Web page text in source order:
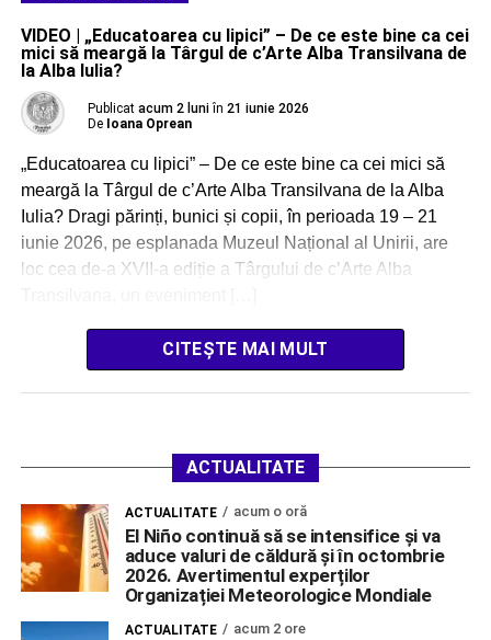
VIDEO | „Educatoarea cu lipici” – De ce este bine ca cei
mici să meargă la Târgul de c’Arte Alba Transilvana de
la Alba Iulia?
Publicat acum 2 luni în 21 iunie 2026
De Ioana Oprean
„Educatoarea cu lipici” – De ce este bine ca cei mici să
meargă la Târgul de c’Arte Alba Transilvana de la Alba
Iulia? Dragi părinți, bunici și copii, în perioada 19 – 21
iunie 2026, pe esplanada Muzeul Național al Unirii, are
loc cea de-a XVII-a ediție a Târgului de c’Arte Alba
CITEȘTE MAI MULT
ACTUALITATE
ACTUALITATE acum o oră
El Niño continuă să se intensifice și va
aduce valuri de căldură și în octombrie
2026. Avertimentul experților
Organizației Meteorologice Mondiale
ACTUALITATE acum 2 ore